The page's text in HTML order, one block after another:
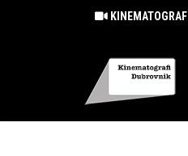
KINEMATOGRAFI